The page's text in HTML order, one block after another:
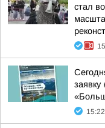
стал
заявку
15:22